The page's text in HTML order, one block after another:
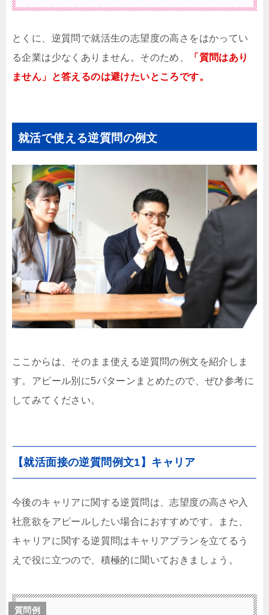
とくに、逆質問で就活生の志望度の高さをはかってい
る企業は少なくありません。そのため、
「質問はあり
ません」と答えるのは避けたいところです。
就活で使える逆質問の例文
ここからは、そのまま使える逆質問の例文を紹介しま
す。アピール別に5パターンまとめたので、ぜひ参考に
してみてください。
【就活面接の逆質問例文1】キャリア
今後のキャリアに関する逆質問は、志望度の高さや入
社意欲をアピールしたい場合におすすめです。また、
キャリアに関する逆質問はキャリアプランを立てるう
えで役に立つので、積極的に聞いておきましょう。
質問例